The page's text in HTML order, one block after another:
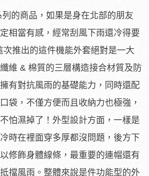
列的商品，如果是身在北部的朋友
相當有感，經常刮風下雨還冷得要
次推出的這件機能外套絕對是一大
維 & 棉質的三層構造接合材質及防
有對抗風雨的基礎能力，同時還配
袋，不僅方便而且收納力也極強，
怕濕掉了！外型設計方面，一樣是
時在裡面穿多厚都沒問題，後方下
修飾身體線條，最重要的連帽還有
擋風雨。整體來說是件功能型的外